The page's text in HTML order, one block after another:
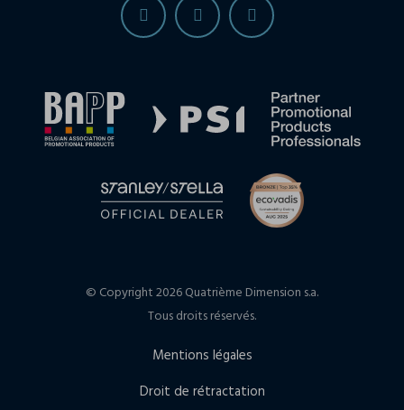
© Copyright 2026 Quatrième Dimension s.a.
Tous droits réservés.
Mentions légales
Droit de rétractation